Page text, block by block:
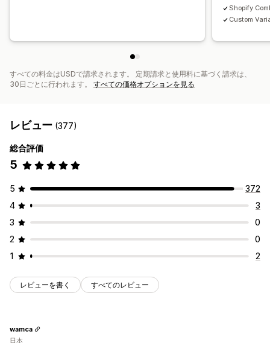
Shopify
Custom
すべての料金はUSDで請求されます。 定期請求と使用料に基づく請求は、
30日ごとに行われます。 すべての価格オプションを見る
レビュー (377)
総合評価
5
5
372
4
3
3
0
2
0
1
2
レビューを書く すべてのレビュー
wamca
日本